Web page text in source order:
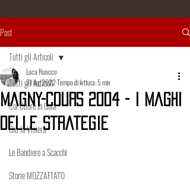
Post
Tutti gli Articoli
Col Cuore in Gola
Giù la Visiera
Le Bandiere a Scacchi
Storie MOZZAF1ATO
Tutti gli Articoli
Magny-Cours 2004 - I Maghi
delle Strategie
Luca Ruocco
21 lug 2022Tempo di lettura: 5 min